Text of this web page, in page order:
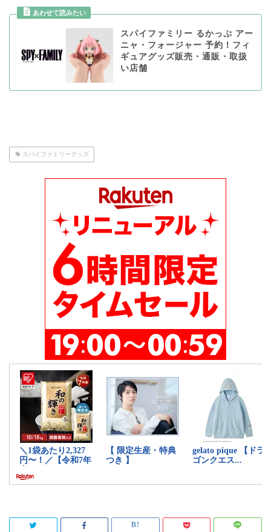
スパイファミリー るかっぷ アー
ニャ・フォージャー 予約！フィ
ギュアグッズ販売・通販・取扱
い店舗
スパイファミリーグッズ